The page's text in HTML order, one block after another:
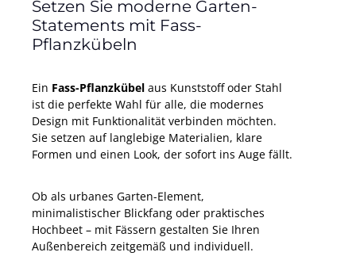
Setzen Sie moderne Garten-
Statements mit Fass-
Pflanzkübeln
Ein Fass-Pflanzkübel aus Kunststoff oder Stahl
ist die perfekte Wahl für alle, die modernes
Design mit Funktionalität verbinden möchten.
Sie setzen auf langlebige Materialien, klare
Formen und einen Look, der sofort ins Auge fällt.
Ob als urbanes Garten-Element,
minimalistischer Blickfang oder praktisches
Hochbeet – mit Fässern gestalten Sie Ihren
Außenbereich zeitgemäß und individuell.